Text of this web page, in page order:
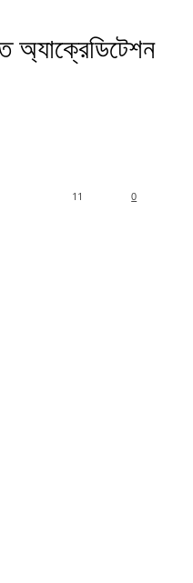
অ্যাক্রেডিটেশন
0
11